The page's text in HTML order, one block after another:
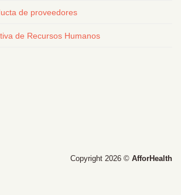
de proveedores
de Recursos Humanos
Copyright 2026 © AfforHealth